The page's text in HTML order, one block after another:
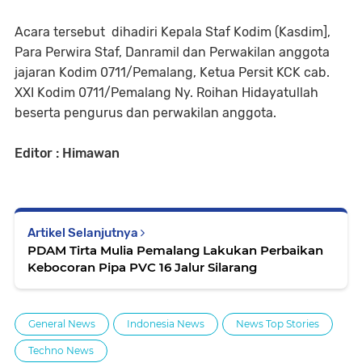
Acara tersebut dihadiri Kepala Staf Kodim (Kasdim],
Para Perwira Staf, Danramil dan Perwakilan anggota
jajaran Kodim 0711/Pemalang, Ketua Persit KCK cab.
XXI Kodim 0711/Pemalang Ny. Roihan Hidayatullah
beserta pengurus dan perwakilan anggota.
Editor : Himawan
Artikel Selanjutnya
PDAM Tirta Mulia Pemalang Lakukan Perbaikan
Kebocoran Pipa PVC 16 Jalur Silarang
General News Indonesia News News Top Stories
Techno News